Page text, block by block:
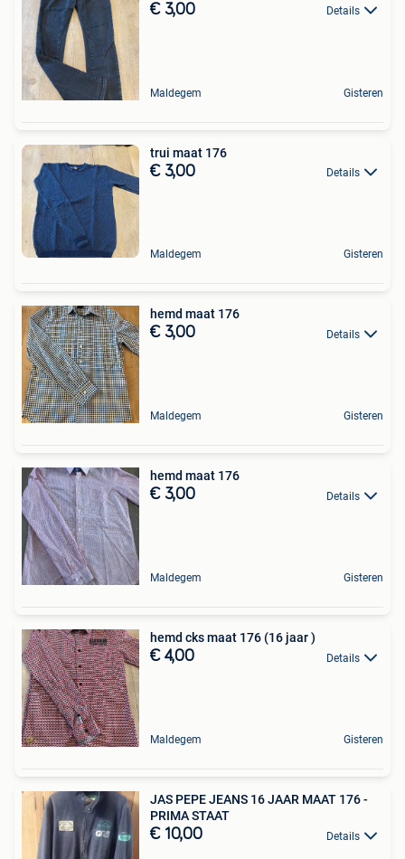
€ 3,00 Details
Maldegem Gisteren
trui maat 176
€ 3,00 Details
Maldegem Gisteren
hemd maat 176
€ 3,00 Details
Maldegem Gisteren
hemd maat 176
€ 3,00 Details
Maldegem Gisteren
hemd cks maat 176 (16 jaar )
€ 4,00 Details
Maldegem Gisteren
JAS PEPE JEANS 16 JAAR MAAT 176 -
PRIMA STAAT
€ 10,00 Details